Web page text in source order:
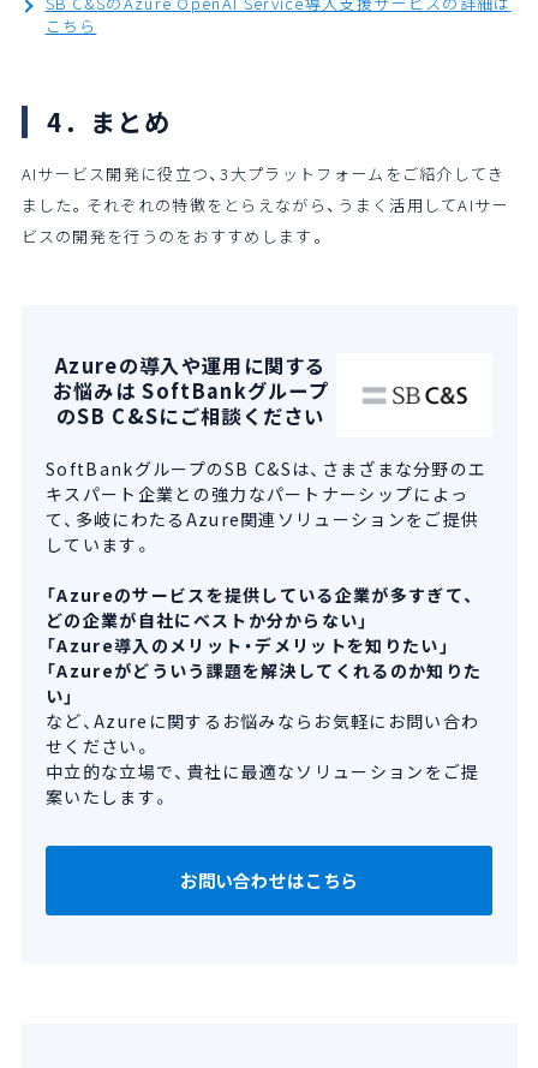
こちら
4．まとめ
AIサービス開発に役立つ、3大プラットフォームをご紹介してき
ました。それぞれの特徴をとらえながら、うまく活用してAIサー
ビスの開発を行うのをおすすめします。
Azureの導入や運用に関する
お悩みは SoftBankグループ
のSB C&Sにご相談ください
SoftBankグループのSB C&Sは、さまざまな分野のエ
キスパート企業との強力なパートナーシップによっ
て、多岐にわたるAzure関連ソリューションをご提供
しています。
「Azureのサービスを提供している企業が多すぎて、
どの企業が自社にベストか分からない」
「Azure導入のメリット・デメリットを知りたい」
「Azureがどういう課題を解決してくれるのか知りた
い」
など、Azureに関するお悩みならお気軽にお問い合わ
せください。
中立的な立場で、貴社に最適なソリューションをご提
案いたします。
お問い合わせはこちら